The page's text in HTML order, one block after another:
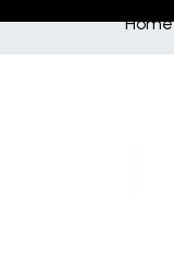
Home